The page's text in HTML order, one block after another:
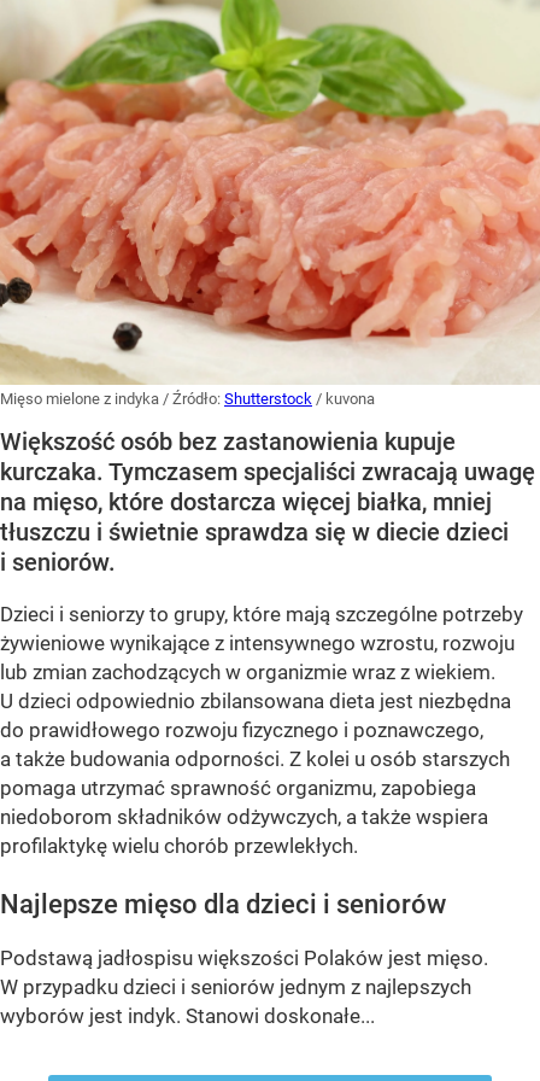
Mięso mielone z indyka / Źródło: Shutterstock / kuvona
Większość osób bez zastanowienia kupuje
kurczaka. Tymczasem specjaliści zwracają uwagę
na mięso, które dostarcza więcej białka, mniej
tłuszczu i świetnie sprawdza się w diecie dzieci
i seniorów.
Dzieci i seniorzy to grupy, które mają szczególne potrzeby
żywieniowe wynikające z intensywnego wzrostu, rozwoju
lub zmian zachodzących w organizmie wraz z wiekiem.
U dzieci odpowiednio zbilansowana dieta jest niezbędna
do prawidłowego rozwoju fizycznego i poznawczego,
a także budowania odporności. Z kolei u osób starszych
pomaga utrzymać sprawność organizmu, zapobiega
niedoborom składników odżywczych, a także wspiera
profilaktykę wielu chorób przewlekłych.
Najlepsze mięso dla dzieci i seniorów
Podstawą jadłospisu większości Polaków jest mięso.
W przypadku dzieci i seniorów jednym z najlepszych
wyborów jest indyk. Stanowi doskonałe...